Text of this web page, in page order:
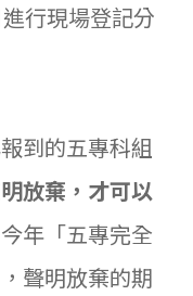
行現場登記分
到的五專科組
放棄，才可以
今年「五專完全
聲明放棄的期